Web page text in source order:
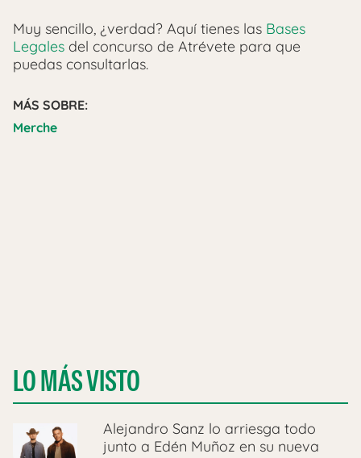
Muy sencillo, ¿verdad? Aquí tienes las Bases
Legales del concurso de Atrévete para que
puedas consultarlas.
MÁS SOBRE:
Merche
LO MÁS VISTO
Alejandro Sanz lo arriesga todo
junto a Edén Muñoz en su nueva